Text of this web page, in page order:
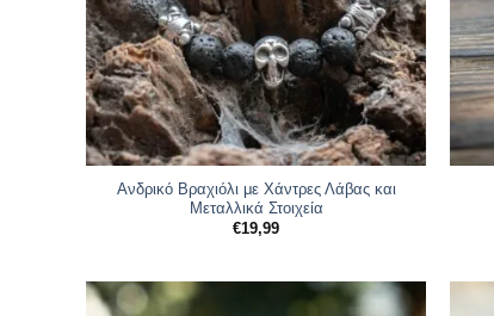
Ανδρικό Βραχιόλι με Χάντρες Λάβας και
Μεταλλικά Στοιχεία
€19,99